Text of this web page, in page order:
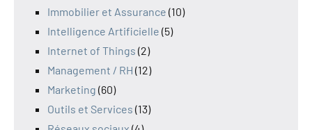
Immobilier et Assurance (10)
Intelligence Artificielle (5)
Internet of Things (2)
Management / RH (12)
Marketing (60)
Outils et Services (13)